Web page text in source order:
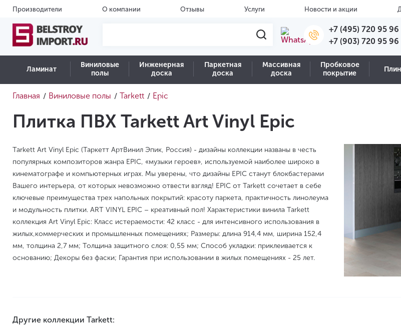
Производители О компании Отзывы Услуги Новости и акции
+7 (495) 720 95 96
+7 (903) 720 95 96
Ламинат
Виниловые
полы
Инженерная
доска
Паркетная
доска
Массивная
доска
Пробковое
покрытие
Главная / Виниловые полы / Tarkett / Epic
Плитка ПВХ Tarkett Art Vinyl Epic
Tarkett Art Vinyl Epic (Таркетт АртВинил Эпик, Россия) - дизайны коллекции названы в честь
популярных композиторов жанра EPIC, «музыки героев», используемой наиболее широко в
кинематографе и компьютерных играх. Мы уверены, что дизайны EPIC станут блокбастерами
Вашего интерьера, от которых невозможно отвести взгляд! EPIC от Tarkett сочетает в себе
ключевые преимущества трех напольных покрытий: красоту паркета, практичность линолеума
и модульность плитки. ART VINYL EPIC – креативный пол! Характеристики винила Tarkett
коллекция Art Vinyl Epic: Класс истераемости: 42 класс - для интенсивного использования в
жилых,коммерческих и промышленных помещениях; Размеры: длина 914,4 мм, ширина 152,4
мм, толщина 2,7 мм; Толщина защитного слоя: 0,55 мм; Способ укладки: приклеивается к
основанию; Декоры без фаски; Гарантия при использовании в жилых помещениях - 25 лет.
Другие коллекции Tarkett: